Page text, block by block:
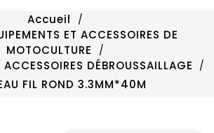
Accueil
ET ACCESSOIRES DE
MOTOCULTURE
ACCESSOIRES DÉBROUSSAILLAGE
FIL ROND 3.3MM*40M